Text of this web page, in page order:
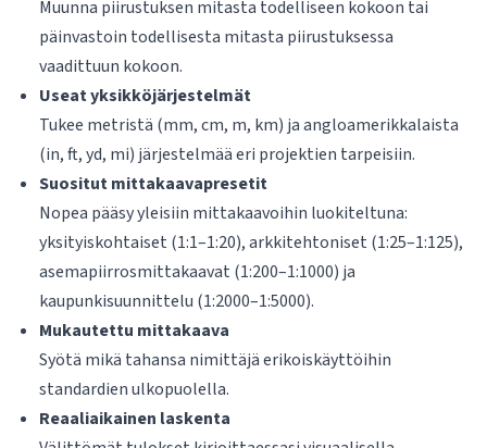
Muunna piirustuksen mitasta todelliseen kokoon tai
päinvastoin todellisesta mitasta piirustuksessa
vaadittuun kokoon.
Useat yksikköjärjestelmät
Tukee metristä (mm, cm, m, km) ja angloamerikkalaista
(in, ft, yd, mi) järjestelmää eri projektien tarpeisiin.
Suositut mittakaavapresetit
Nopea pääsy yleisiin mittakaavoihin luokiteltuna:
yksityiskohtaiset (1:1–1:20), arkkitehtoniset (1:25–1:125),
asemapiirrosmittakaavat (1:200–1:1000) ja
kaupunkisuunnittelu (1:2000–1:5000).
Mukautettu mittakaava
Syötä mikä tahansa nimittäjä erikoiskäyttöihin
standardien ulkopuolella.
Reaaliaikainen laskenta